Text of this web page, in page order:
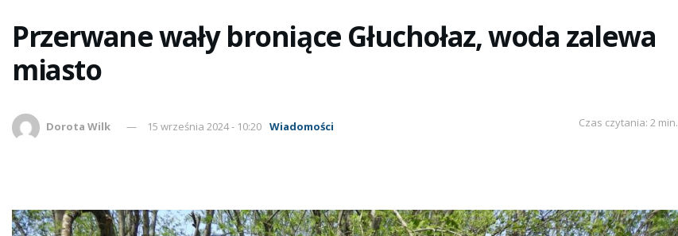
Przerwane wały broniące Głuchołaz, woda zalewa
miasto
Dorota Wilk 15 września 2024 - 10:20 Wiadomości Czas czytania: 2 min.